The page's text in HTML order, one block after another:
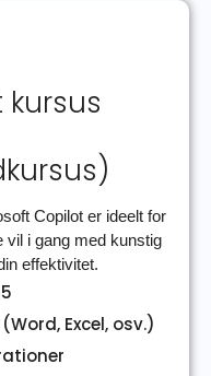
Copilot er ideelt for
vil i gang med kunstig
effektivitet.
Excel, osv.)